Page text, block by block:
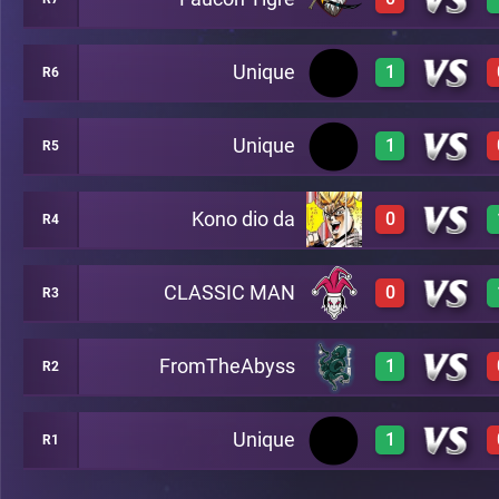
0 A16
A8
R6 Unique 1
A17
R5 Unique 1
3 A10
R4 Kono dio da 0
0 A13
R3 CLASSIC MAN 0
0 A14
R2 FromTheAbyss 1
A15
R1 Unique 1